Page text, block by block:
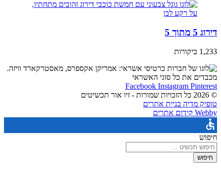
דירוג 5 מתוך 5
1,233 ביקורות
מכבדים את כל סוגי האשראי
Facebook Instagram Pinterest
© 2026 כל הזכויות שמורות - זיו אור תכשיטים
טופיק מדיה בניית אתרים
Webby קידום אתרים
חיפוש
חיפוש